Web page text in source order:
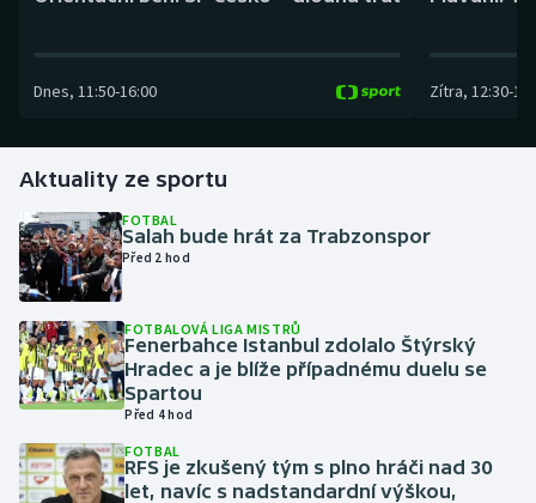
Golf
Gymnastika
Házená
Jezdectví
Krasobruslení
Dnes, 11:50-16:00 Zítra, 12:30-
Aktuality ze sportu
FOTBAL
Salah bude hrát za Trabzonspor
Před 2 hod
FOTBALOVÁ LIGA MISTRŮ
Fenerbahce Istanbul zdolalo Štýrský
Hradec a je blíže případnému duelu se
Spartou
Před 4 hod
FOTBAL
RFS je zkušený tým s plno hráči nad 30
let, navíc s nadstandardní výškou,